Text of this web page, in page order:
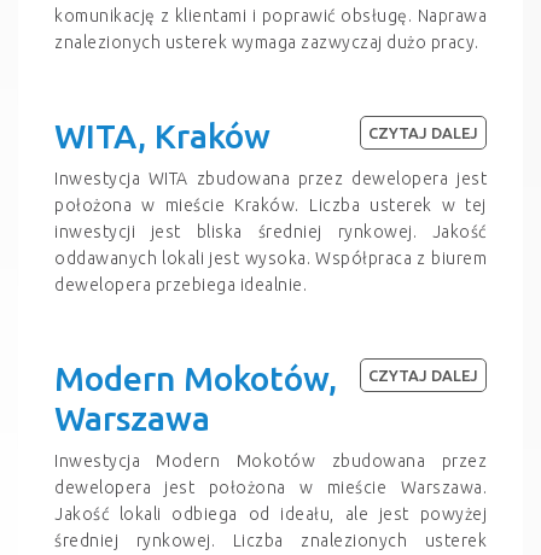
komunikację z klientami i poprawić obsługę. Naprawa
znalezionych usterek wymaga zazwyczaj dużo pracy.
WITA, Kraków
Inwestycja WITA zbudowana przez dewelopera jest
położona w mieście Kraków. Liczba usterek w tej
inwestycji jest bliska średniej rynkowej. Jakość
oddawanych lokali jest wysoka. Współpraca z biurem
dewelopera przebiega idealnie.
CZYTAJ DALEJ
Modern Mokotów,
Warszawa
Inwestycja Modern Mokotów zbudowana przez
dewelopera jest położona w mieście Warszawa.
Jakość lokali odbiega od ideału, ale jest powyżej
średniej rynkowej. Liczba znalezionych usterek
CZYTAJ DALEJ